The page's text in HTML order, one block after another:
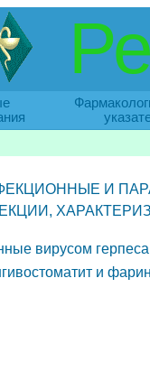
И
вирусом
и